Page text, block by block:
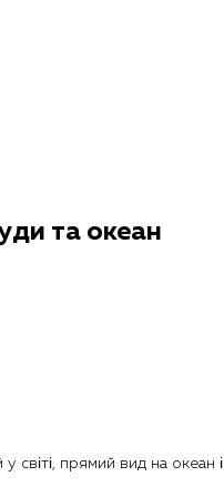
та океан
світі, прямий вид на океан і